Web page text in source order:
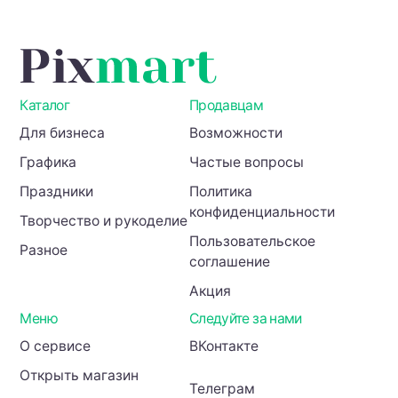
Каталог
Для бизнеса
Графика
Праздники
Творчество и рукоделие
Разное
Продавцам
Возможности
Частые вопросы
Политика
конфиденциальности
Пользовательское
соглашение
Акция
Меню
О сервисе
Открыть магазин
Следуйте за нами
ВКонтакте
Телеграм